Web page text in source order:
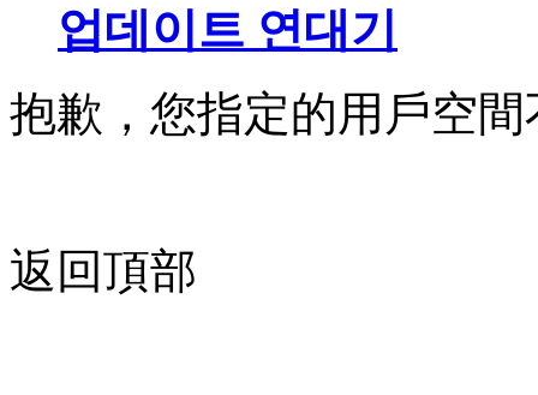
업데이트 연대기
抱歉，您指定的用戶空間
返回頂部